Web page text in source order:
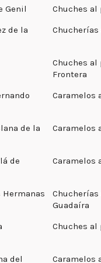
Genil
Chuches
de la
Chuches al
Frontera
Caramelos
de la
Caramelos
de
Caramelos
Hermanas
Chucherías
Guadaíra
Chuches al
del Caramelos